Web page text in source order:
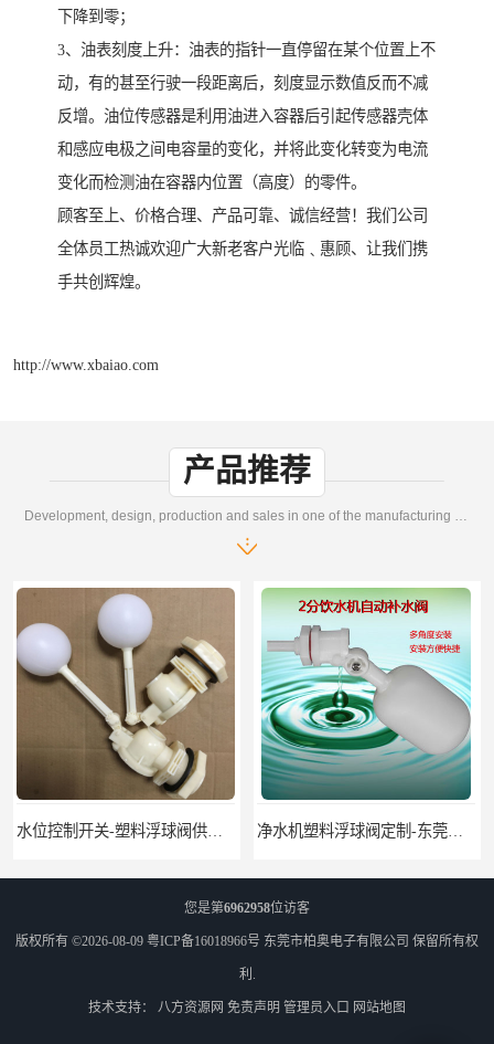
下降到零；
3、油表刻度上升：油表的指针一直停留在某个位置上不
动，有的甚至行驶一段距离后，刻度显示数值反而不减
反增。油位传感器是利用油进入容器后引起传感器壳体
和感应电极之间电容量的变化，并将此变化转变为电流
变化而检测油在容器内位置（高度）的零件。
顾客至上、价格合理、产品可靠、诚信经营！我们公司
全体员工热诚欢迎广大新老客户光临﹑惠顾、让我们携
手共创辉煌。
http://www.xbaiao.com
产品推荐
您是第6962958位访客
版权所有 ©2026-08-09 粤ICP备16018966号 东莞市柏奥电子有限公司 保留所有权
利.
技术支持： 八方资源网 免责声明 管理员入口 网站地图